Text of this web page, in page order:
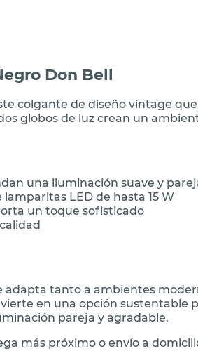
Don Bell
colgante de diseño vintage
globos de luz crean un
una iluminación suave y
LED de hasta 15 W
un toque sofisticado
adapta tanto a ambientes
en una opción sustentable
pareja y agradable.
más próximo o envío a